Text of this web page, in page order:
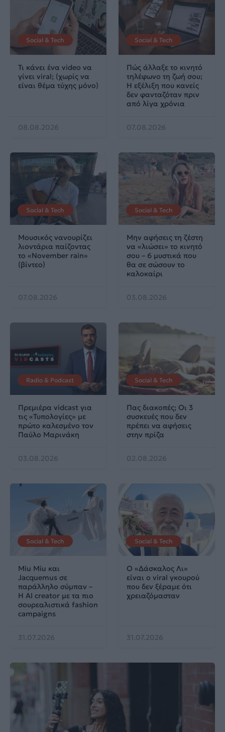
Social & Tech
Τι κάνει ένα video να
γίνει viral; (χωρίς να
είναι θέμα τύχης μόνο)
08.08.2026
Social & Tech
Πώς άλλαξε το κινητό
τηλέφωνο τη ζωή σου;
Η εξέλιξη που κανείς
δεν φανταζόταν πριν
από λίγα χρόνια
07.08.2026
Social & Tech
Μουσικός νανουρίζει
λιοντάρια παίζοντας
το «November rain»
(βίντεο)
07.08.2026
Social & Tech
Μην αφήσεις τη ζέστη
να «λιώσει» το κινητό
σου – 6 μυστικά που
θα σε σώσουν το
καλοκαίρι
03.08.2026
Radio & Podcast
Πρεμιέρα vidcast για
τις «Τυπολογίες» με
πρώτο καλεσμένο τον
Παύλο Μαρινάκη
03.08.2026
Social & Tech
Πας διακοπές; Οι 3
συσκευές που δεν
πρέπει να αφήσεις
στην πρίζα
02.08.2026
Social & Tech
Miu Miu και
Jacquemus σε
παράλληλο σύμπαν –
Η AI creator με τα πιο
σουρεαλιστικά fashion
campaigns
31.07.2026
Social & Tech
Ο «Δάσκαλος Λι»
είναι ο viral γκουρού
που δεν ξέραμε ότι
χρειαζόμασταν
31.07.2026